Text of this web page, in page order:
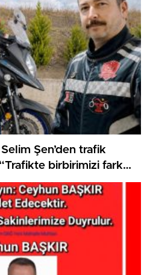
Şen’den trafik
“Trafikte birbirimizi fark